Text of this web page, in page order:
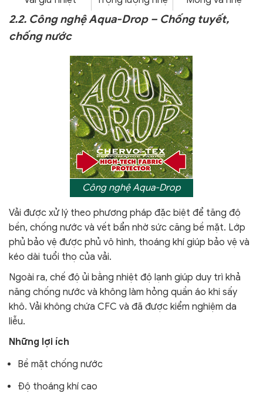
2.2. Công nghệ Aqua-Drop – Chống tuyết,
chống nước
Công nghệ Aqua-Drop
Vải được xử lý theo phương pháp đặc biệt để tăng độ
bền, chống nước và vết bẩn nhờ sức căng bề mặt. Lớp
phủ bảo vệ được phủ vô hình, thoáng khí giúp bảo vệ và
kéo dài tuổi thọ của vải.
Ngoài ra, chế độ ủi bằng nhiệt độ lạnh giúp duy trì khả
năng chống nước và không làm hỏng quần áo khi sấy
khô. Vải không chứa CFC và đã được kiểm nghiệm da
liễu.
Những lợi ích
Bề mặt chống nước
Độ thoáng khí cao